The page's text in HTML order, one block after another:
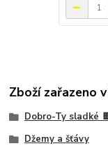
Zboží zařazeno
Dobro-Ty sladké
Džemy a šťávy